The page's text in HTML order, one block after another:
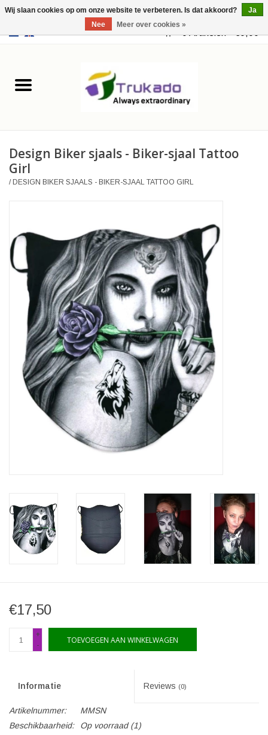
USD 0 Artikelen - €0,00
Leer
Merchandise
Tassen
Veronese Design
Giftware & Lifestyle &
Collectables
Bezoek ons
Design Biker sjaals - Biker-sjaal Tattoo
Girl
/DESIGN BIKER SJAALS - BIKER-SJAAL TATTOO GIRL
€17,50
+
-
TOEVOEGEN AAN WINKELWAGEN
Informatie Reviews (0)
Artikelnummer:
MMSN
Beschikbaarheid:
Op voorraad(1)
Wij slaan cookies op om onze website te verbeteren. Is dat akkoord?
Ja
Nee
Meer over cookies »